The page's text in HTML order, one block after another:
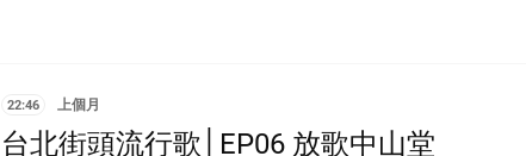
22:46 上個月
台北街頭流行歌│EP06 放歌中山堂